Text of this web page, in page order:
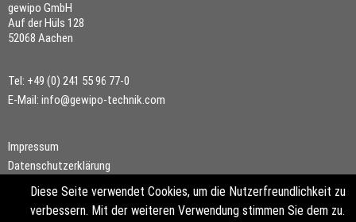
gewipo GmbH
Auf der Hüls 128
52068 Aachen
Tel: +49 (0) 241 55 96 77-0
E-Mail: info@gewipo-technik.com
Impressum
Datenschutzerklärung
Diese Seite verwendet Cookies, um die Nutzerfreundlichkeit zu
verbessern. Mit der weiteren Verwendung stimmen Sie dem zu.